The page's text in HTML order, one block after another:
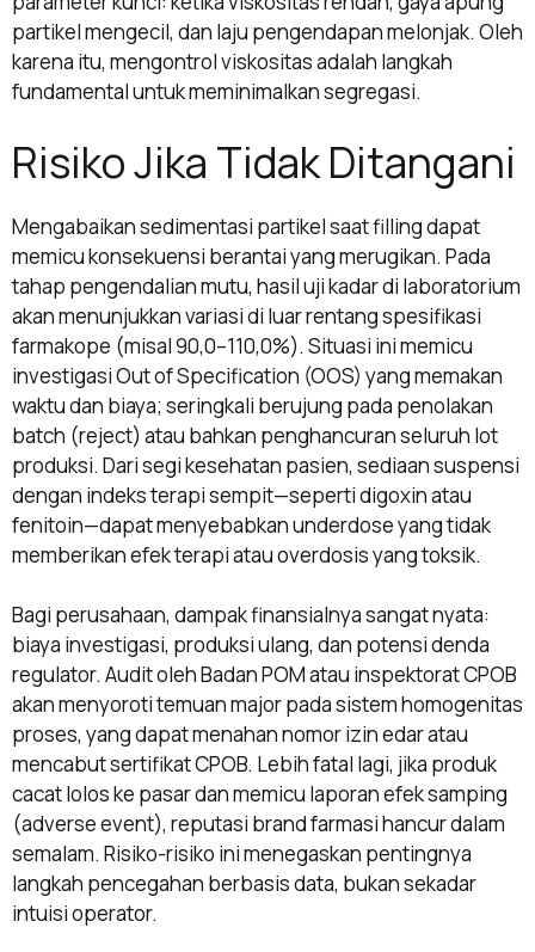
partikel mengecil, dan laju pengendapan melonjak. Oleh
karena itu, mengontrol viskositas adalah langkah
fundamental untuk meminimalkan segregasi.
Risiko Jika Tidak Ditangani
Mengabaikan sedimentasi partikel saat filling dapat
memicu konsekuensi berantai yang merugikan. Pada
tahap pengendalian mutu, hasil uji kadar di laboratorium
akan menunjukkan variasi di luar rentang spesifikasi
farmakope (misal 90,0–110,0%). Situasi ini memicu
investigasi Out of Specification (OOS) yang memakan
waktu dan biaya; seringkali berujung pada penolakan
batch (reject) atau bahkan penghancuran seluruh lot
produksi. Dari segi kesehatan pasien, sediaan suspensi
dengan indeks terapi sempit—seperti digoxin atau
fenitoin—dapat menyebabkan underdose yang tidak
memberikan efek terapi atau overdosis yang toksik.
Bagi perusahaan, dampak finansialnya sangat nyata:
biaya investigasi, produksi ulang, dan potensi denda
regulator. Audit oleh Badan POM atau inspektorat CPOB
akan menyoroti temuan major pada sistem homogenitas
proses, yang dapat menahan nomor izin edar atau
mencabut sertifikat CPOB. Lebih fatal lagi, jika produk
cacat lolos ke pasar dan memicu laporan efek samping
(adverse event), reputasi brand farmasi hancur dalam
semalam. Risiko-risiko ini menegaskan pentingnya
langkah pencegahan berbasis data, bukan sekadar
intuisi operator.